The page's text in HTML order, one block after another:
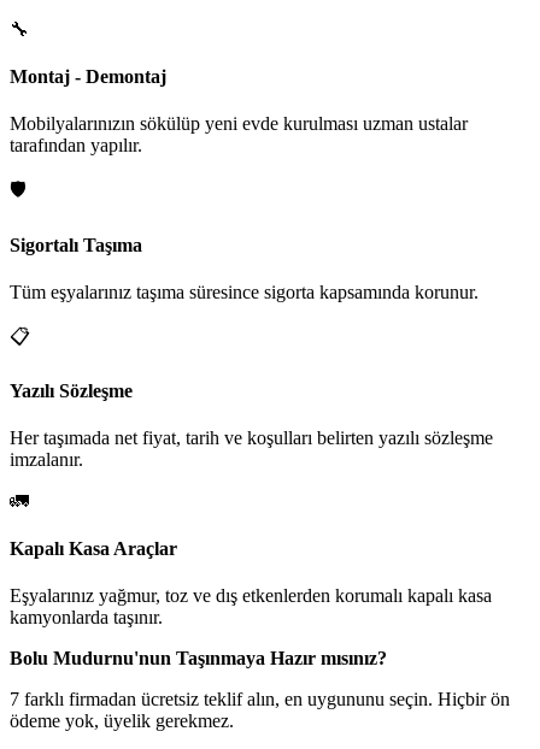
🔧
Montaj - Demontaj
Mobilyalarınızın sökülüp yeni evde kurulması uzman ustalar
tarafından yapılır.
🛡️
Sigortalı Taşıma
Tüm eşyalarınız taşıma süresince sigorta kapsamında korunur.
📋
Yazılı Sözleşme
Her taşımada net fiyat, tarih ve koşulları belirten yazılı sözleşme
imzalanır.
🚛
Kapalı Kasa Araçlar
Eşyalarınız yağmur, toz ve dış etkenlerden korumalı kapalı kasa
kamyonlarda taşınır.
Bolu Mudurnu'nun Taşınmaya Hazır mısınız?
7 farklı firmadan ücretsiz teklif alın, en uygununu seçin. Hiçbir ön
ödeme yok, üyelik gerekmez.